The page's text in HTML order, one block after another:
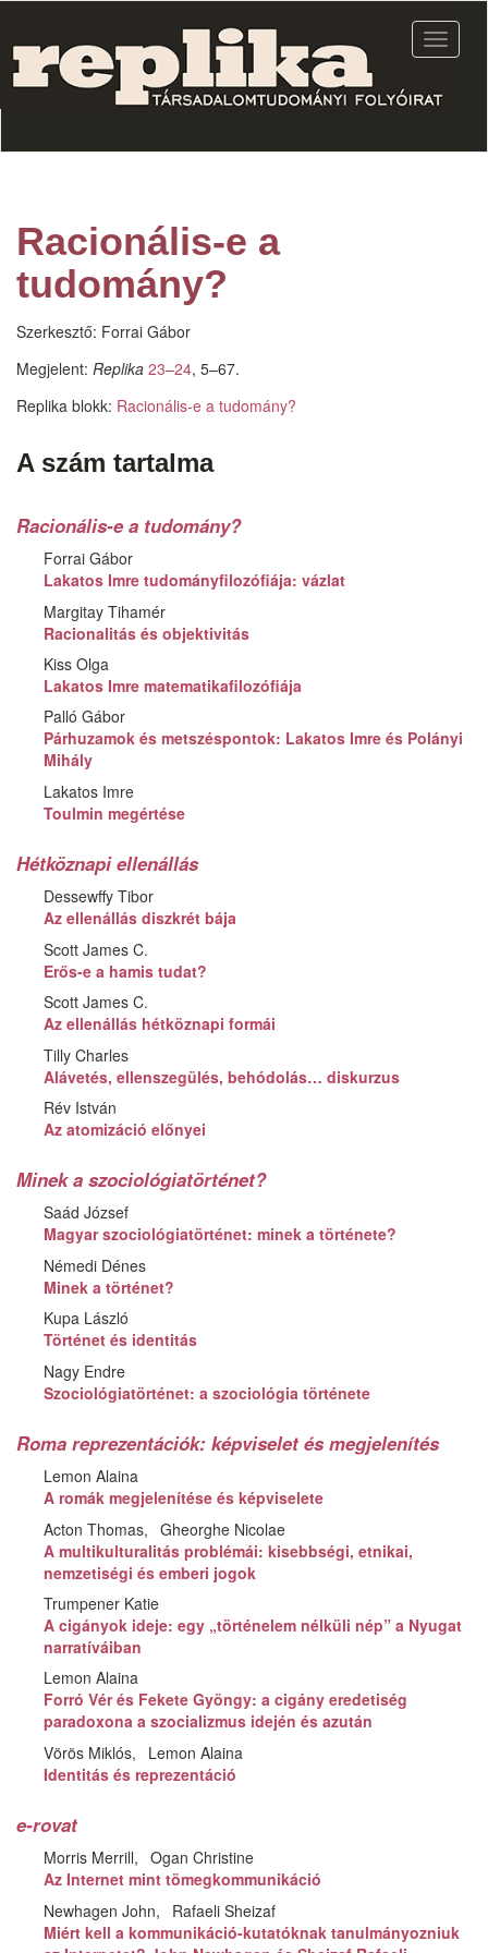
tartalomra
Racionális-e a
tudomány?
Szerkesztő: Forrai Gábor
Megjelent: Replika 23–24, 5–67.
Replika blokk: Racionális-e a tudomány?
A szám tartalma
Racionális-e a tudomány?
Forrai Gábor
Lakatos Imre tudományfilozófiája: vázlat
Margitay Tihamér
Racionalitás és objektivitás
Kiss Olga
Lakatos Imre matematikafilozófiája
Palló Gábor
Párhuzamok és metszéspontok: Lakatos Imre és Polányi
Mihály
Lakatos Imre
Toulmin megértése
Hétköznapi ellenállás
Dessewffy Tibor
Az ellenállás diszkrét bája
Scott James C.
Erős-e a hamis tudat?
Scott James C.
Az ellenállás hétköznapi formái
Tilly Charles
Alávetés, ellenszegülés, behódolás… diskurzus
Rév István
Az atomizáció előnyei
Minek a szociológiatörténet?
Saád József
Magyar szociológiatörténet: minek a története?
Némedi Dénes
Minek a történet?
Kupa László
Történet és identitás
Nagy Endre
Szociológiatörténet: a szociológia története
Roma reprezentációk: képviselet és megjelenítés
Lemon Alaina
A romák megjelenítése és képviselete
Acton Thomas
Gheorghe Nicolae
A multikulturalitás problémái: kisebbségi, etnikai,
nemzetiségi és emberi jogok
Trumpener Katie
A cigányok ideje: egy „történelem nélküli nép” a Nyugat
narratíváiban
Lemon Alaina
Forró Vér és Fekete Gyöngy: a cigány eredetiség
paradoxona a szocializmus idején és azután
Vörös Miklós
Lemon Alaina
Identitás és reprezentáció
e-rovat
Morris Merrill
Ogan Christine
Az Internet mint tömegkommunikáció
Newhagen John
Rafaeli Sheizaf
Miért kell a kommunikáció-kutatóknak tanulmányozniuk